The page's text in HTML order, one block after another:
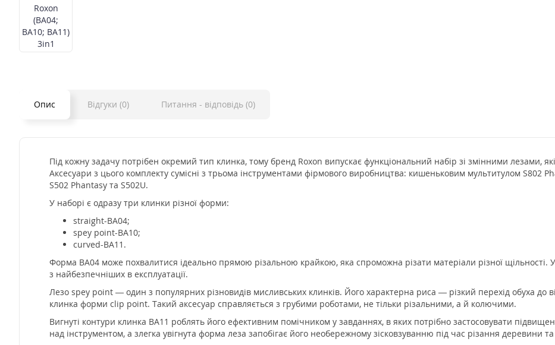
Опис Відгуки (0) Питання - відповідь (0)
Під кожну задачу потрібен окремий тип клинка, тому бренд Roxon випускає функціональний набір зі змінними лезами,
Аксесуари з цього комплекту сумісні з трьома інструментами фірмового виробництва: кишеньковим мультитулом S802
S502 Phantasy та S502U.
У наборі є одразу три клинки різної форми:
straight-BA04;
spey point-BA10;
curved-BA11.
Форма BA04 може похвалитися ідеально прямою різальною крайкою, яка спроможна різати матеріали різної щільності.
з найбезпечніших в експлуатації.
Лезо spey point — один з популярних різновидів мисливських клинків. Його характерна риса — різкий перехід обуха до
клинка форми clip point. Такий аксесуар справляється з грубими роботами, не тільки різальними, а й колючими.
Вигнуті контури клинка BA11 роблять його ефективним помічником у завданнях, в яких потрібно застосовувати
над інструментом, а злегка увігнута форма леза запобігає його необережному зісковзуванню під час різання деревини